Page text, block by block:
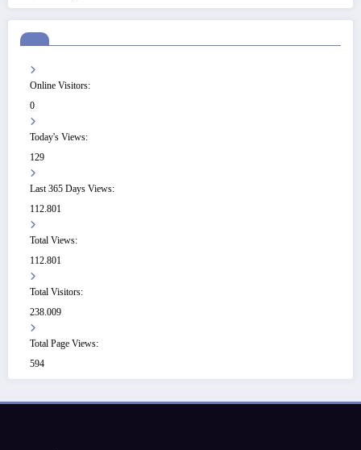
Online Visitors:
0
Today's Views:
129
Last 365 Days Views:
112.801
Total Views:
112.801
Total Visitors:
238.009
Total Page Views:
594